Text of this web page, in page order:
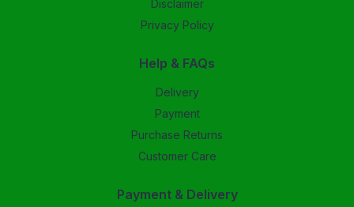
Disclaimer
Privacy Policy
Help & FAQs
Delivery
Payment
Purchase Returns
Customer Care
Payment & Delivery